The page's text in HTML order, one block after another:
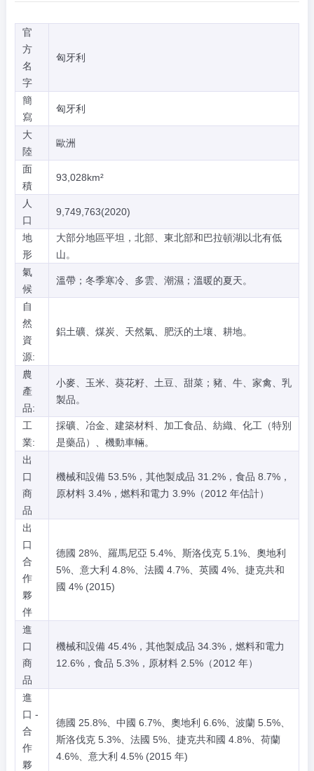
官
方
名
字
匈牙利
簡
寫
匈牙利
大
陸
歐洲
面
積
93,028km²
人
口
9,749,763(2020)
地
形
大部分地區平坦，北部、東北部和巴拉頓湖以北有低
山。
氣
候
溫帶；冬季寒冷、多雲、潮濕；溫暖的夏天。
自
然
資
源:
鋁土礦、煤炭、天然氣、肥沃的土壤、耕地。
農
產
品:
小麥、玉米、葵花籽、土豆、甜菜；豬、牛、家禽、乳
製品。
工
業:
採礦、冶金、建築材料、加工食品、紡織、化工（特別
是藥品）、機動車輛。
出
口
商
品
機械和設備 53.5%，其他製成品 31.2%，食品 8.7%，
原材料 3.4%，燃料和電力 3.9%（2012 年估計）
出
口
合
作
夥
伴
德國 28%、羅馬尼亞 5.4%、斯洛伐克 5.1%、奧地利
5%、意大利 4.8%、法國 4.7%、英國 4%、捷克共和
國 4% (2015)
進
口
商
品
機械和設備 45.4%，其他製成品 34.3%，燃料和電力
12.6%，食品 5.3%，原材料 2.5%（2012 年）
進
口 -
合
作
夥
德國 25.8%、中國 6.7%、奧地利 6.6%、波蘭 5.5%、
斯洛伐克 5.3%、法國 5%、捷克共和國 4.8%、荷蘭
4.6%、意大利 4.5% (2015 年)